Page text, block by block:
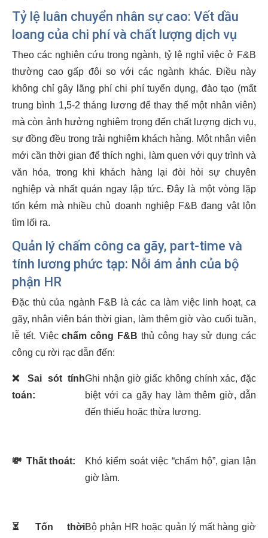
Tỷ lệ luân chuyển nhân sự cao: Vết dầu
loang của chi phí và chất lượng dịch vụ
Theo các nghiên cứu trong ngành, tỷ lệ nghỉ việc ở F&B
thường cao gấp đôi so với các ngành khác. Điều này
không chỉ gây lãng phí chi phí tuyển dụng, đào tạo (mất
trung bình 1,5-2 tháng lương để thay thế một nhân viên)
mà còn ảnh hưởng nghiêm trọng đến chất lượng dịch vụ,
sự đồng đều trong trải nghiệm khách hàng. Một nhân viên
mới cần thời gian để thích nghi, làm quen với quy trình và
văn hóa, trong khi khách hàng lại đòi hỏi sự chuyên
nghiệp và nhất quán ngay lập tức. Đây là một vòng lặp
tốn kém mà nhiều chủ doanh nghiệp F&B đang vật lộn
tìm lối ra.
Quản lý chấm công ca gãy, part-time và
tính lương phức tạp: Nỗi ám ảnh của bộ
phận HR
Đặc thù của ngành F&B là các ca làm việc linh hoạt, ca
gãy, nhân viên bán thời gian, làm thêm giờ vào cuối tuần,
lễ tết. Việcchấm công F&B thủ công hay sử dụng các
công cụ rời rạc dẫn đến:
❌
Sai sót tính
toán:
Ghi nhận giờ giấc không chính xác, đặc
biệt với ca gãy hay làm thêm giờ, dẫn
đến thiếu hoặc thừa lương.
💸 Thất thoát:
Khó kiểm soát việc “chấm hộ”, gian lận
giờ làm.
⏳
Tốn thờiBộ phận HR hoặc quản lý mất hàng giờ